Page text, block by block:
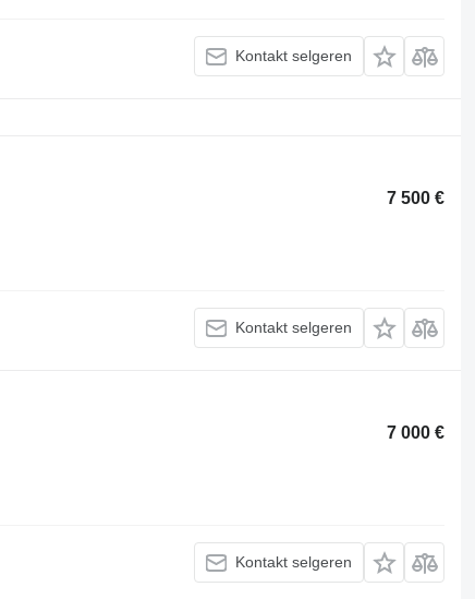
Kontakt selgeren
7 500 €
Kontakt selgeren
7 000 €
Kontakt selgeren